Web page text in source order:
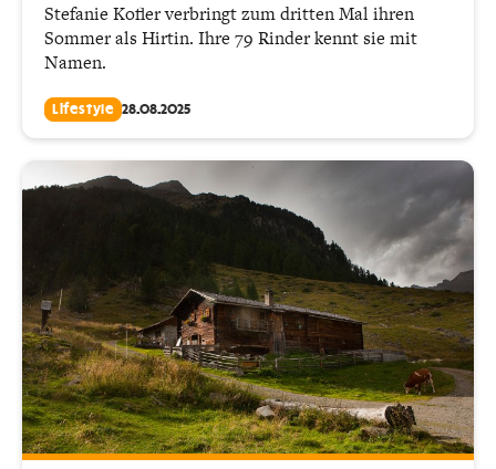
Stefanie Kofler verbringt zum dritten Mal ihren
Sommer als Hirtin. Ihre 79 Rinder kennt sie mit
Namen.
Lifestyle 28.08.2025